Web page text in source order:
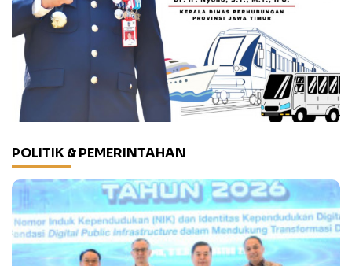
POLITIK & PEMERINTAHAN